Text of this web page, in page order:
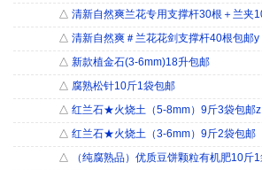
△ 清新自然爽兰花专用支撑杆30根＋兰夹
△ 清新自然爽＃兰花花剑支撑杆40根包邮y
△ 新款植金石(3-6mm)18升包邮
△ 腐熟松针10斤1袋包邮
△ 红兰石★火烧土（5-8mm）9斤3袋包邮z
△ 红兰石★火烧土（3-6mm）9斤2袋包邮
△ （纯腐熟品）优质豆饼颗粒有机肥10斤